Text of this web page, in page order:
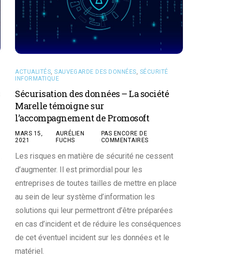
ACTUALITÉS,SAUVEGARDE DES DONNÉES, SÉCURITÉ
INFORMATIQUE
Sécurisation des données – La société
Marelle témoigne sur
l’accompagnement de Promosoft
MARS 15,
2021
AURÉLIEN
FUCHS
PAS ENCORE DE
COMMENTAIRES
Les risques en matière de sécurité ne cessent
d’augmenter. Il est primordial pour les
entreprises de toutes tailles de mettre en place
au sein de leur système d’information les
solutions qui leur permettront d’être préparées
en cas d’incident et de réduire les conséquences
de cet éventuel incident sur les données et le
matériel.